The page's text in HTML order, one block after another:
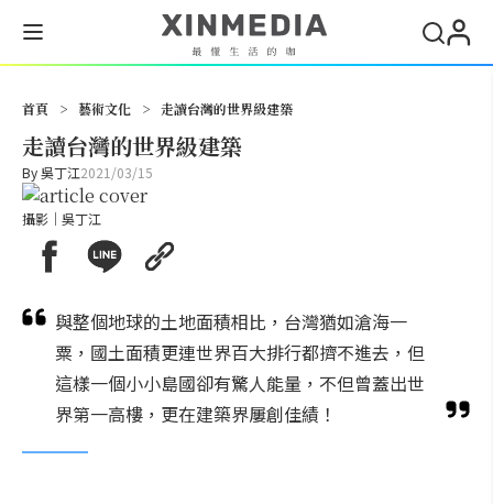
首頁 > 藝術文化 > 走讀台灣的世界級建築
走讀台灣的世界級建築
By吳丁江2021/03/15
攝影｜吳丁江
與整個地球的土地面積相比，台灣猶如滄海一
粟，國土面積更連世界百大排行都擠不進去，但
這樣一個小小島國卻有驚人能量，不但曾蓋出世
界第一高樓，更在建築界屢創佳績！